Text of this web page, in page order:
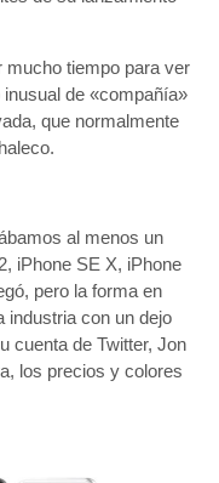
mucho tiempo para ver
de «compañía»
que normalmente
al menos un
iPhone SE X, iPhone
pero la forma en
industria con un dejo
cuenta de Twitter, Jon
los precios y colores